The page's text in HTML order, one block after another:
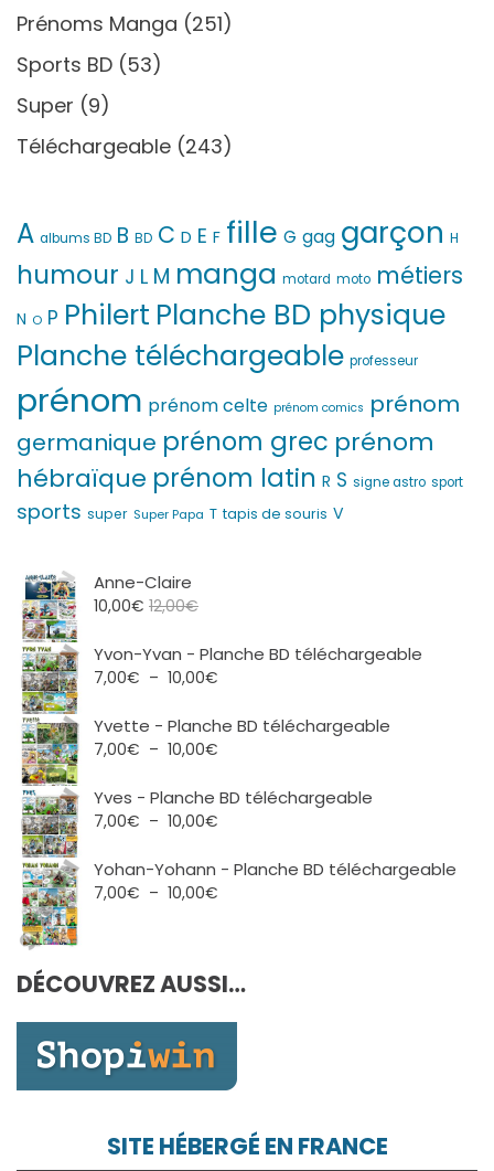
Prénoms Manga (251)
Sports BD (53)
Super (9)
Téléchargeable (243)
A albums BD B BD C D E F fille G gag garçon H
humour J L M manga motard moto métiers
N O P Philert Planche BD physique
Planche téléchargeable professeur
prénom prénom celte prénom comics prénom
germanique prénom grec prénom
hébraïque prénom latin R S signe astro sport
sports super Super Papa T tapis de souris V
Anne-Claire
10,00€ 12,00€
Yvon-Yvan - Planche BD téléchargeable
7,00€ – 10,00€
prix :
10,00€
Yvette - Planche BD téléchargeable
7,00€ – 10,00€
prix :
10,00€
Yves - Planche BD téléchargeable
7,00€ – 10,00€
prix :
Yohan-Yohann - Planche BD téléchargeable
7,00€ – 10,00€
à
DÉCOUVREZ AUSSI…
SITE HÉBERGÉ EN FRANCE